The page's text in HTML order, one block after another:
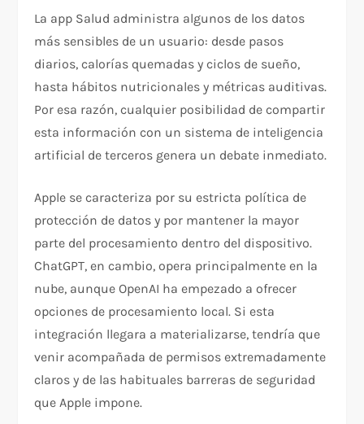
La app Salud administra algunos de los datos
más sensibles de un usuario: desde pasos
diarios, calorías quemadas y ciclos de sueño,
hasta hábitos nutricionales y métricas auditivas.
Por esa razón, cualquier posibilidad de compartir
esta información con un sistema de inteligencia
artificial de terceros genera un debate inmediato.
Apple se caracteriza por su estricta política de
protección de datos y por mantener la mayor
parte del procesamiento dentro del dispositivo.
ChatGPT, en cambio, opera principalmente en la
nube, aunque OpenAI ha empezado a ofrecer
opciones de procesamiento local. Si esta
integración llegara a materializarse, tendría que
venir acompañada de permisos extremadamente
claros y de las habituales barreras de seguridad
que Apple impone.